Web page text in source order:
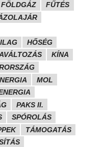
FÖLDGÁZ
FŰTÉS
HŐSÉG
KÍNA
MOL
PAKS II.
SPÓROLÁS
TÁMOGATÁS